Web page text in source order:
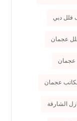
فلل دبي
عجمان
عجمان
عجمان
الشارقة